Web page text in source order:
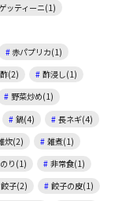
ッティーニ(1)
赤パプリカ(1)
酢(2)
酢浸し(1)
野菜炒め(1)
鍋(4)
長ネギ(4)
炊(2)
雑煮(1)
り(1)
非常食(1)
餃子(2)
餃子の皮(1)